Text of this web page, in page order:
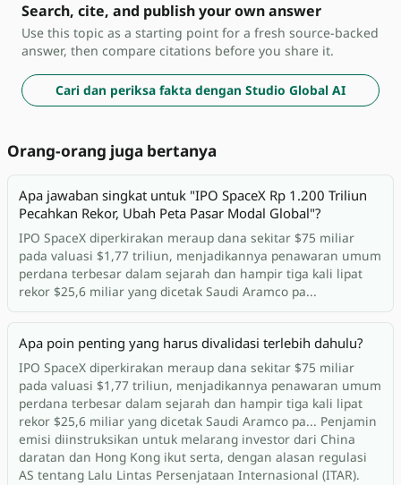
Search, cite, and publish your own answer
Use this topic as a starting point for a fresh source-backed
answer, then compare citations before you share it.
Cari dan periksa fakta dengan Studio Global AI
Orang-orang juga bertanya
Apa jawaban singkat untuk "IPO SpaceX Rp 1.200 Triliun
Pecahkan Rekor, Ubah Peta Pasar Modal Global"?
IPO SpaceX diperkirakan meraup dana sekitar $75 miliar
pada valuasi $1,77 triliun, menjadikannya penawaran umum
perdana terbesar dalam sejarah dan hampir tiga kali lipat
rekor $25,6 miliar yang dicetak Saudi Aramco pa...
Apa poin penting yang harus divalidasi terlebih dahulu?
IPO SpaceX diperkirakan meraup dana sekitar $75 miliar
pada valuasi $1,77 triliun, menjadikannya penawaran umum
perdana terbesar dalam sejarah dan hampir tiga kali lipat
rekor $25,6 miliar yang dicetak Saudi Aramco pa... Penjamin
emisi diinstruksikan untuk melarang investor dari China
daratan dan Hong Kong ikut serta, dengan alasan regulasi
AS tentang Lalu Lintas Persenjataan Internasional (ITAR).